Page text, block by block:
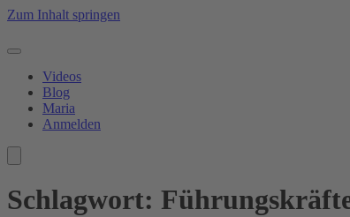
Zum Inhalt springen
Videos
Blog
Maria
Anmelden
Schlagwort: